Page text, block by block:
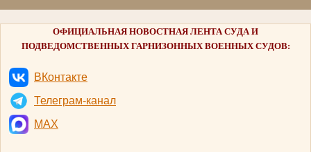
ОФИЦИАЛЬНАЯ НОВОСТНАЯ ЛЕНТА СУДА И
ПОДВЕДОМСТВЕННЫХ ГАРНИЗОННЫХ ВОЕННЫХ СУДОВ:
ВКонтакте
Телеграм-канал
MAX